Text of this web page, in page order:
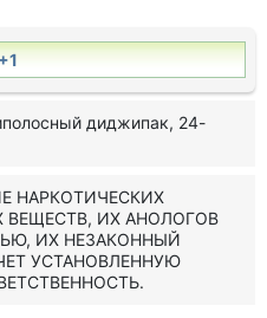
диджипак, 24-
НАРКОТИЧЕСКИХ
ИХ АНОЛОГОВ
ИХ НЕЗАКОННЫЙ
УСТАНОВЛЕННУЮ